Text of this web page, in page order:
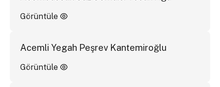
Görüntüle
Acemli Yegah Peşrev Kantemiroğlu
Görüntüle